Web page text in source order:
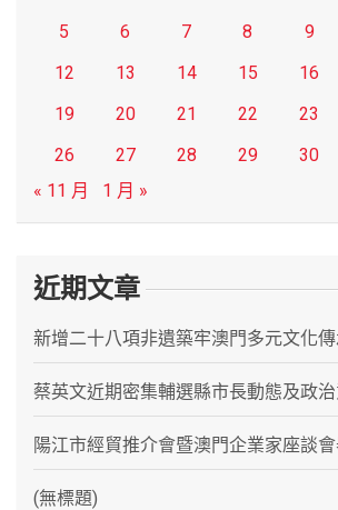
5
6 7 8 9
12
13 14 15 16
19
20 21 22 23
26
27 28 29 30
« 11 月
1 月 »
近期文章
新增二十八項非遺築牢澳門多元文化
蔡英文近期密集輔選縣市長動態及政
陽江市經貿推介會暨澳門企業家座談
(無標題)